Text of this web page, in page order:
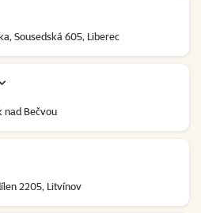
Sousedská 605, Liberec
nad Bečvou
2205, Litvínov